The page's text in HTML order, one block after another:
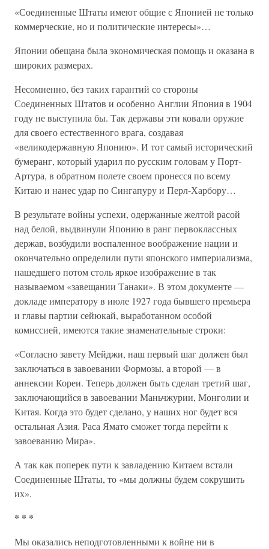
«Соединенные Штаты имеют общие с Японией не только
коммерческие, но и политические интересы»…
Японии обещана была экономическая помощь и оказана в
широких размерах.
Несомненно, без таких гарантий со стороны
Соединенных Штатов и особенно Англии Япония в 1904
году не выступила бы. Так державы эти ковали оружие
для своего естественного врага, создавая
«великодержавную Японию». И тот самый исторический
бумеранг, который ударил по русским головам у Порт-
Артура, в обратном полете своем пронесся по всему
Китаю и нанес удар по Сингапуру и Перл-Харбору…
В результате войны успехи, одержанные желтой расой
над белой, выдвинули Японию в ранг первоклассных
держав, возбудили воспаленное воображение нации и
окончательно определили пути японского империализма,
нашедшего потом столь яркое изображение в так
называемом «завещании Танаки». В этом документе —
докладе императору в июле 1927 года бывшего премьера
и главы партии сейюкай, выработанном особой
комиссией, имеются такие знаменательные строки:
«Согласно завету Мейджи, наш первый шаг должен был
заключаться в завоевании Формозы, а второй — в
аннексии Кореи. Теперь должен быть сделан третий шаг,
заключающийся в завоевании Маньчжурии, Монголии и
Китая. Когда это будет сделано, у наших ног будет вся
остальная Азия. Раса Ямато сможет тогда перейти к
завоеванию Мира».
А так как поперек пути к завладению Китаем встали
Соединенные Штаты, то «мы должны будем сокрушить
их».
* * *
Мы оказались неподготовленными к войне ни в